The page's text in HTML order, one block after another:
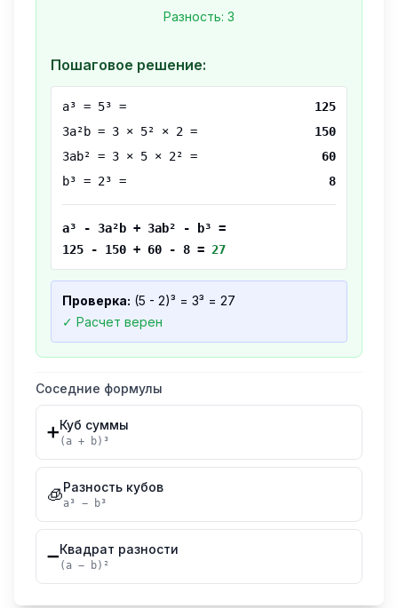
Разность: 3
Пошаговое решение:
a³ = 5³ =
125
3a²b = 3 × 5² × 2 =
150
3ab² = 3 × 5 × 2² =
60
b³ = 2³ = 8
a³ - 3a²b + 3ab² - b³ =
125 - 150 + 60 - 8 = 27
Проверка: (5 - 2)³ = 3³ = 27
✓ Расчет верен
Соседние формулы
➕Куб суммы
(a + b)³
🧊Разность кубов
a³ − b³
➖Квадрат разности
(a − b)²